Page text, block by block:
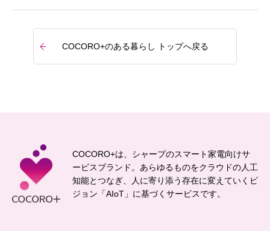
COCORO+のある暮らし トップへ戻る
COCORO+は、シャープのスマート家電向けサ
ービスブランド。 あらゆるものをクラウドの人工
知能とつなぎ、
人に寄り添う存在に変えていくビ
ジョン「AIoT」に基づくサービスです。